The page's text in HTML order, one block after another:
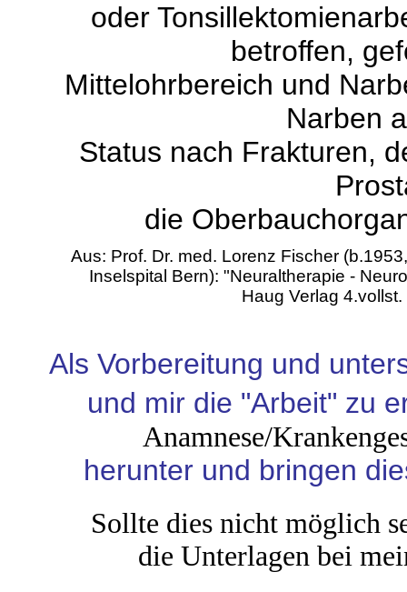
oder
betroffen,
Mittelohrbereich und
Narben
Status nach Frakturen,
die
Aus: Prof. Dr. med. Lorenz Fischer
Inselspital Bern): "Neuraltherapie -
Haug Verlag
Als Vorbereitung und
und mir die "Arbeit" zu
Anamnese/
herunter und bringen
Sollte dies nicht möglich
die Unterlagen bei